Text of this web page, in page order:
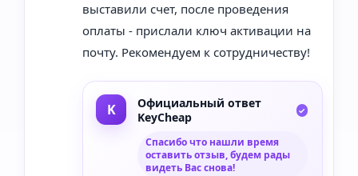
выставили счет, после проведения
оплаты - прислали ключ активации на
почту. Рекомендуем к сотрудничеству!
Официальный ответ
KeyCheap
Спасибо что нашли время
оставить отзыв, будем рады
видеть Вас снова!